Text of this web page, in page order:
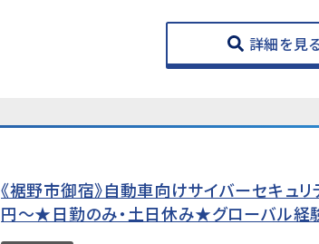
詳細を見
《裾野市御宿》自動車向けサイバーセキュ
円〜★日勤のみ・土日休み★グローバル経験